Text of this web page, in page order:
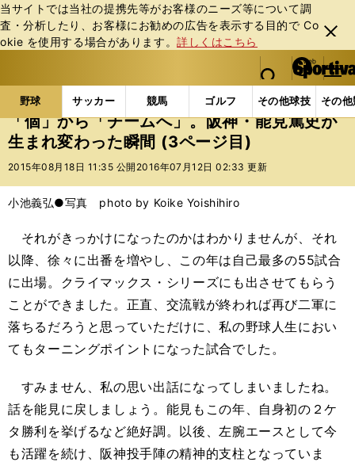
当サイトでは当社の提携先等がお客様のニーズ等について調
査・分析したり、お客様にお勧めの広告を表⽰する⽬的で Co
okie を使⽤する場合があります。詳しくはこちら
閉じ
る
web Sportiva (webスポルティーバ)
検索
マイペ
ー
ジ
メニュ
野球 サッカー 競馬 ゴルフ その他球技 その
b
ス
ポ
ル
バ
野球の記事一覧 プロ野球 「個」から「チームへ」
「個」から「チームへ」。阪神・能見篤史が
生まれ変わった瞬間 (3ページ目)
2015年08月18日 11:35 公開 2016年07月12日 02:33 更新
小池義弘●写真 photo by Koike Yoishihiro
それがきっかけになったのかはわかりませんが、それ
以降、徐々に出番を増やし、この年は自己最多の55試合
に出場。クライマックス・シリーズにも出させてもらう
ことができました。正直、交流戦が終われば再び二軍に
落ちるだろうと思っていただけに、私の野球人生におい
てもターニングポイントになった試合でした。
すみません、私の思い出話になってしまいましたね。
話を能見に戻しましょう。能見もこの年、自身初の２ケ
タ勝利を挙げるなど絶好調。以後、左腕エースとして今
も活躍を続け、阪神投手陣の精神的支柱となっていま